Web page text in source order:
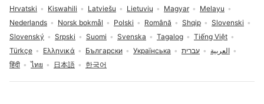
Hrvatski
Kiswahili Latviešu Lietuvių Magyar
Melayu
Nederlands
Norsk bokmål Polski Română Shqip
Slovenski
Slovenský
Srpski Suomi Svenska Tagalog
Tiếng Việt
Türkçe
Ελληνικά Български Українська עברית
العربية
हिंदी
ไทย 日本語 한국어